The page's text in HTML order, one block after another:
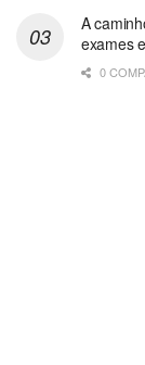
A
exames
0